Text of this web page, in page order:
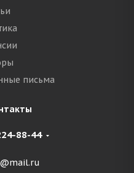
письма
88-44